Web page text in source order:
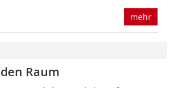
mehr
Raum